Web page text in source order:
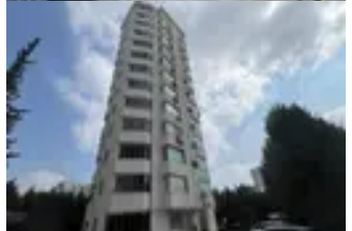
Gürselpaşa'da/yeni Bina/3
Cephe/2+1/k.mutfak/ç.banyo/full
Eşyalı
Seyhan, Gürselpaşa Mahallesi
2+1 ·125 m² ·4. Kat· 07.08.2026
34.750 ₺
KARAASLAN GAYRİMENKUL Uğur Süleyman Karaaslan
Ara